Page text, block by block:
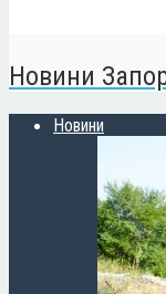
Новини
Новини